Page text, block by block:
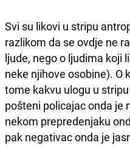
Svi su likovi u stripu
razlikom da se ovdje ne
ljude, nego o ljudima koji
neke njihove osobine). O
tome kakvu ulogu u
pošteni policajac onda je
nekom prepredenjaku
pak negativac onda je